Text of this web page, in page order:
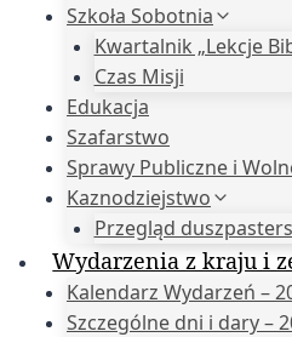
Szkoła Sobotnia
Kwartalnik „Lekcje
Czas Misji
Edukacja
Szafarstwo
Sprawy Publiczne i
Kaznodziejstwo
Przegląd
Wydarzenia z kraju i
Kalendarz Wydarzeń –
Szczególne dni i dary –